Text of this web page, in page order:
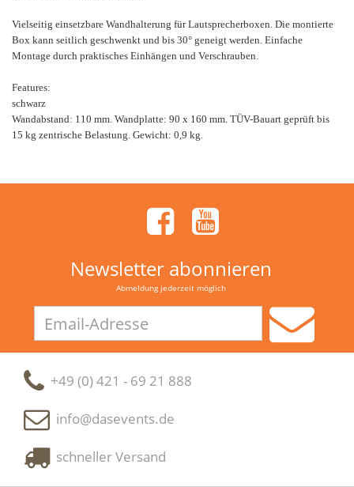
Vielseitig einsetzbare Wandhalterung für Lautsprecherboxen. Die montierte
Box kann seitlich geschwenkt und bis 30° geneigt werden. Einfache
Montage durch praktisches Einhängen und Verschrauben.
Features:
schwarz
Wandabstand: 110 mm. Wandplatte: 90 x 160 mm. TÜV-Bauart geprüft bis
15 kg zentrische Belastung. Gewicht: 0,9 kg.
Newsletter abonnieren
Abmeldung jederzeit möglich
Adresse
+49 (0) 421 - 69 21 888
info@dasevents.de
schneller Versand